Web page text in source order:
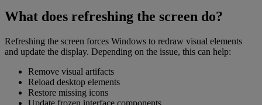
What does refreshing the screen do?
Refreshing the screen forces Windows to redraw visual elements
and update the display. Depending on the issue, this can help:
Remove visual artifacts
Reload desktop elements
Restore missing icons
Update frozen interface components